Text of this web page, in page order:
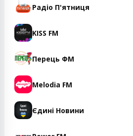
Радіо П'ятниця
KISS FM
Перець ФМ
Melodia FM
Єдині Новини